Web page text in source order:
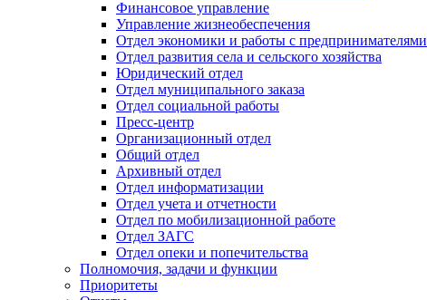
Финансовое управление
Управление жизнеобеспечения
Отдел экономики и работы с предпринимателями
Отдел развития села и сельского хозяйства
Юридический отдел
Отдел муниципального заказа
Отдел социальной работы
Пресс-центр
Организационный отдел
Общий отдел
Архивный отдел
Отдел информатизации
Отдел учета и отчетности
Отдел по мобилизационной работе
Отдел ЗАГС
Отдел опеки и попечительства
Полномочия, задачи и функции
Приоритеты